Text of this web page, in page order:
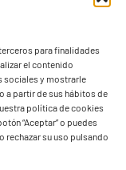
para finalidades
el contenido
sociales y mostrarle
a partir de sus hábitos de
política de cookies
“Aceptar” o puedes
rechazar su uso pulsando